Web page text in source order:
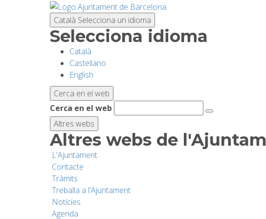
Català Selecciona un idioma
Selecciona idioma
Català
Castellano
English
Cerca en el web
Cerca en el web
Altres webs
Altres webs de
L'Ajuntament
Contacte
Tràmits
Treballa a l'Ajuntament
Notícies
Agenda